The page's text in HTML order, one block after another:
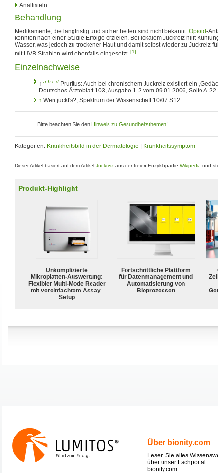
Analfisteln
Behandlung
Medikamente, die langfristig und sicher helfen sind nicht bekannt. Opioid-
konnten nach einer Studie Erfolge erzielen. Bei lokalem Juckreiz hilft
Wasser, was jedoch zu trockener Haut und damit selbst wieder zu Juckreiz
mit UVB-Strahlen wird ebenfalls eingesetzt. [1]
Einzelnachweise
↑ a b c d Pruritus: Auch bei chronischem Juckreiz existiert ein
Deutsches Ärzteblatt 103, Ausgabe 1-2 vom 09.01.2006, Seite A-22
↑ Wen juckt's?, Spektrum der Wissenschaft 10/07 S12
Bitte beachten Sie den Hinweis zu Gesundheitsthemen!
Kategorien: Krankheitsbild in der Dermatologie Krankheitssymptom
Dieser Artikel basiert auf dem Artikel Juckreiz aus der freien Enzyklopädie Wikipedia und
Produkt-Highlight
Unkomplizierte
Mikroplatten-Auswertung:
Flexibler Multi-Mode Reader
mit vereinfachtem Assay-
Setup
Fortschrittliche Plattform
für Datenmanagement und
Automatisierung von
Bioprozessen
Über bionity.com
Lesen Sie alles
über unser Fachportal
bionity.com.